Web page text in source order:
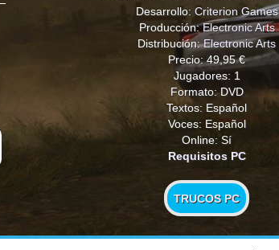
Desarrollo: Criterion Games
Producción:Electronic Arts
Distribución:Electronic Arts
Precio: 49,95 €
Jugadores: 1
Formato: DVD
Textos: Español
Voces: Español
Online: Sí
Requisitos PC
TRUCOS PC